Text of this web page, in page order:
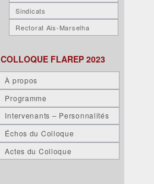
Sindicats
Rectorat Ais-Marselha
COLLOQUE FLAREP 2023
À propos
Programme
Intervenants – Personnalités
Échos du Colloque
Actes du Colloque